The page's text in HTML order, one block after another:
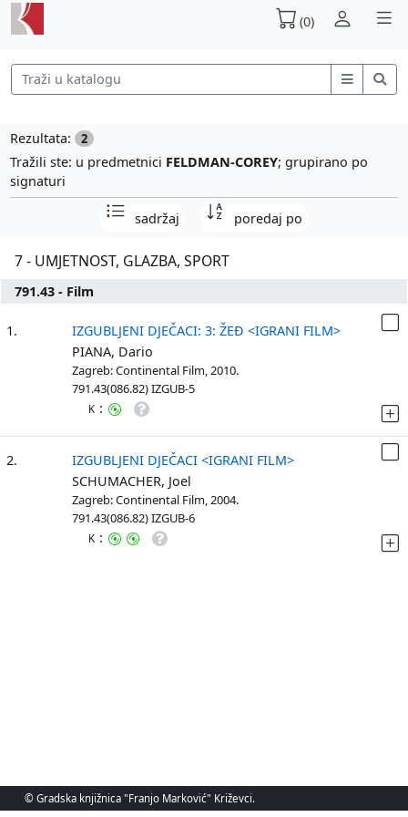
(0)
Rezultata: 2
Tražili ste: u predmetnici FELDMAN-COREY; grupirano po
signaturi
sadržaj poredaj po
7 - UMJETNOST, GLAZBA, SPORT
791.43 - Film
1.
IZGUBLJENI DJEČACI: 3: ŽEĐ <IGRANI FILM>
PIANA, Dario
Zagreb: Continental Film, 2010.
791.43(086.82) IZGUB-5
K :
2.
IZGUBLJENI DJEČACI <IGRANI FILM>
SCHUMACHER, Joel
Zagreb: Continental Film, 2004.
791.43(086.82) IZGUB-6
K :
© Gradska knjižnica "Franjo Marković" Križevci.